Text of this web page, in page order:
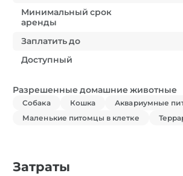
Минимальный срок
аренды
Заплатить до
Доступный
Разрешенные домашние животные
Собака Кошка
Аквариумные
Маленькие питомцы в клетке
Затраты